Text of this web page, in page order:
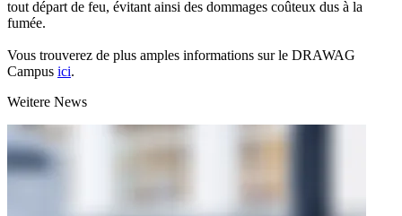
tout départ de feu, évitant ainsi des dommages coûteux dus à la
fumée.
Vous trouverez de plus amples informations sur le DRAWAG
Campus ici.
Weitere News